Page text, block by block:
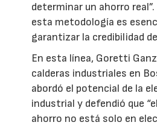
determinar un ahorro
esta metodología es
garantizar la credibilidad
En esta línea, Goretti
calderas industriales en
abordó el potencial de la
industrial y defendió que
ahorro no está solo en